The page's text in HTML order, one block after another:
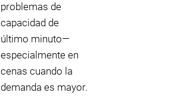
problemas de
capacidad de
último minuto—
especialmente en
cenas cuando la
demanda es mayor.